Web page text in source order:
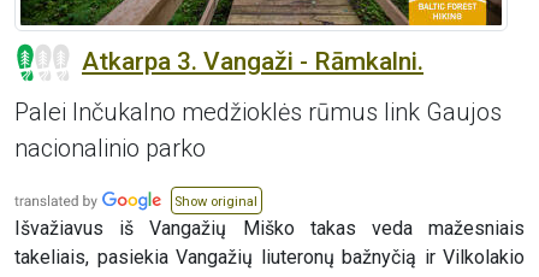
Atkarpa 3. Vangaži - Rāmkalni.
Palei Inčukalno medžioklės rūmus link Gaujos
nacionalinio parko
Show original
Išvažiavus iš Vangažių Miško takas veda mažesniais
takeliais, pasiekia Vangažių liuteronų bažnyčią ir Vilkolakio